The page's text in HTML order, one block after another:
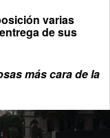
varias
de sus
más cara de la